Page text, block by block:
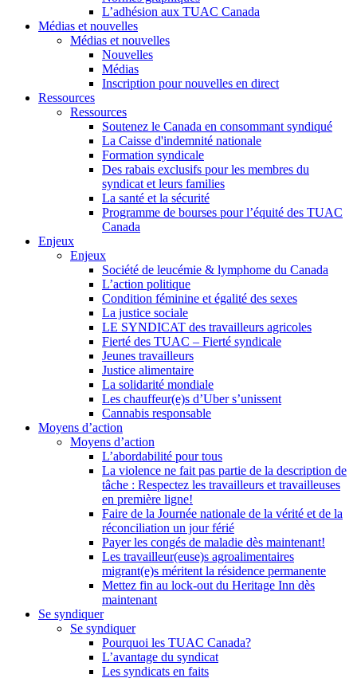
L’adhésion aux TUAC Canada
Médias et nouvelles
Médias et nouvelles
Nouvelles
Médias
Inscription pour nouvelles en direct
Ressources
Ressources
Soutenez le Canada en consommant syndiqué
La Caisse d'indemnité nationale
Formation syndicale
Des rabais exclusifs pour les membres du
syndicat et leurs families
La santé et la sécurité
Programme de bourses pour l’équité des TUAC
Canada
Enjeux
Enjeux
Société de leucémie & lymphome du Canada
L’action politique
Condition féminine et égalité des sexes
La justice sociale
LE SYNDICAT des travailleurs agricoles
Fierté des TUAC – Fierté syndicale
Jeunes travailleurs
Justice alimentaire
La solidarité mondiale
Les chauffeur(e)s d’Uber s’unissent
Cannabis responsable
Moyens d’action
Moyens d’action
L’abordabilité pour tous
La violence ne fait pas partie de la description de
tâche : Respectez les travailleurs et travailleuses
en première ligne!
Faire de la Journée nationale de la vérité et de la
réconciliation un jour férié
Payer les congés de maladie dès maintenant!
Les travailleur(euse)s agroalimentaires
migrant(e)s méritent la résidence permanente
Mettez fin au lock-out du Heritage Inn dès
maintenant
Se syndiquer
Se syndiquer
Pourquoi les TUAC Canada?
L’avantage du syndicat
Les syndicats en faits